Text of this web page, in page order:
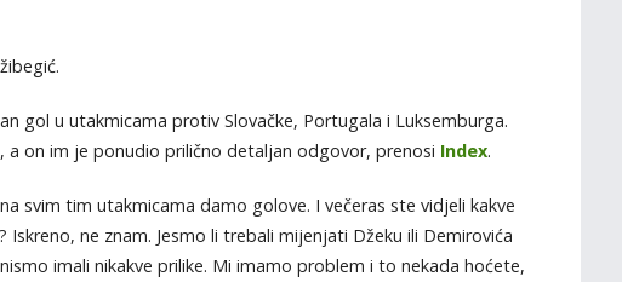
gol u utakmicama protiv Slovačke, Portugala i Luksemburga.
a on im je ponudio prilično detaljan odgovor, prenosi Index.
svim tim utakmicama damo golove. I večeras ste vidjeli kakve
ne znam. Jesmo li trebali mijenjati Džeku ili Demirovića
imali nikakve prilike. Mi imamo problem i to nekada hoćete,